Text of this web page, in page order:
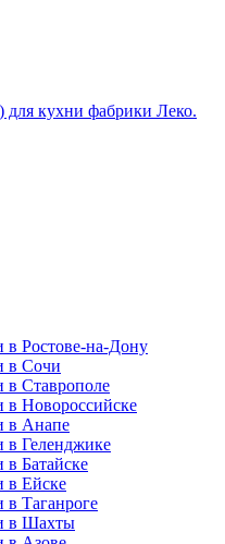
кухни фабрики Леко.
в Ростове-на-Дону
в Сочи
в Ставрополе
в Новороссийске
в Анапе
в Геленджике
в Батайске
в Ейске
в Таганроге
в Шахты